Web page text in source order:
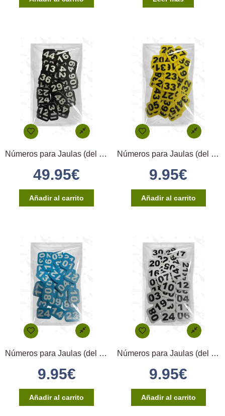
Números para Jaulas (del 1 al 100) – Negro
49.95€
Añadir al carrito
Números para Jaulas (del 1 al 20) – Amarillo
9.95€
Añadir al carrito
Números para Jaulas (del 1 al 20) – Azul
9.95€
Añadir al carrito
Números para Jaulas (del 1 al 20) – Blanco
9.95€
Añadir al carrito